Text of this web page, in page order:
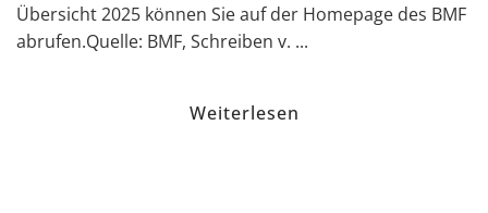
Übersicht 2025 können Sie auf der Homepage des BMF
abrufen.Quelle: BMF, Schreiben v. ...
Weiterlesen